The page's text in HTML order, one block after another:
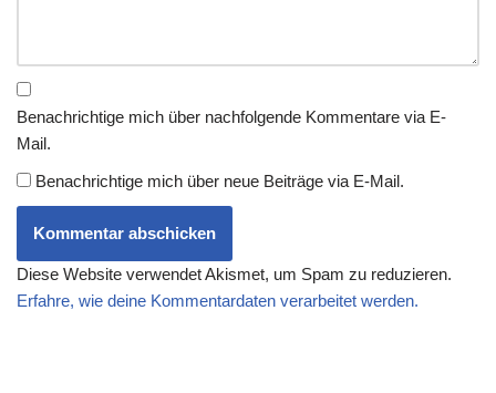
Benachrichtige mich über nachfolgende Kommentare via E-
Mail.
Benachrichtige mich über neue Beiträge via E-Mail.
Diese Website verwendet Akismet, um Spam zu reduzieren.
Erfahre, wie deine Kommentardaten verarbeitet werden.